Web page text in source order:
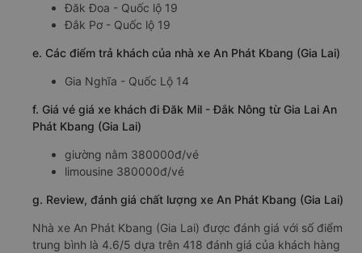
Đăk Đoa - Quốc lộ 19
Đắk Pơ - Quốc lộ 19
e. Các điểm trả khách của nhà xe An Phát Kbang (Gia Lai)
Gia Nghĩa - Quốc Lộ 14
f. Giá vé giá xe khách đi Đăk Mil - Đắk Nông từ Gia Lai An
Phát Kbang (Gia Lai)
giường nằm 380000đ/vé
limousine 380000đ/vé
g. Review, đánh giá chất lượng xe An Phát Kbang (Gia Lai)
Nhà xe An Phát Kbang (Gia Lai) được đánh giá với số điểm
trung bình là 4.6/5 dựa trên 418 đánh giá của khách hàng